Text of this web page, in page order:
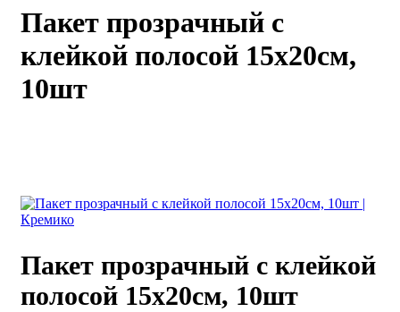
Мастер-
классы
106
Пакет прозрачный с
клейкой полосой 15х20см,
10шт
Пакет прозрачный с клейкой
полосой 15х20см, 10шт